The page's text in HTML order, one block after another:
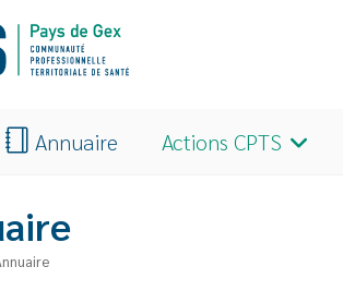
Annuaire Actions CPTS